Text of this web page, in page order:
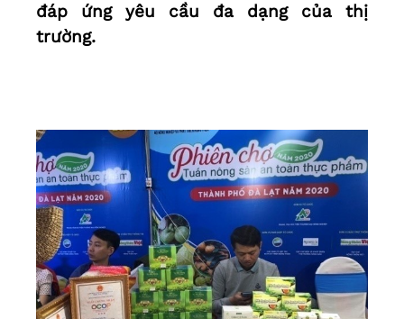
đáp ứng yêu cầu đa dạng của thị
trường.